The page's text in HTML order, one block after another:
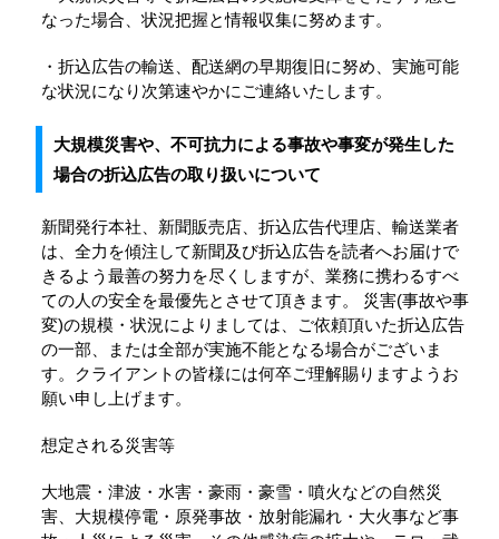
なった場合、状況把握と情報収集に努めます。
・折込広告の輸送、配送網の早期復旧に努め、実施可能
な状況になり次第速やかにご連絡いたします。
大規模災害や、不可抗力による事故や事変が発生した
場合の折込広告の取り扱いについて
新聞発行本社、新聞販売店、折込広告代理店、輸送業者
は、全力を傾注して新聞及び折込広告を読者へお届けで
きるよう最善の努力を尽くしますが、業務に携わるすべ
ての人の安全を最優先とさせて頂きます。 災害(事故や事
変)の規模・状況によりましては、ご依頼頂いた折込広告
の一部、または全部が実施不能となる場合がございま
す。クライアントの皆様には何卒ご理解賜りますようお
願い申し上げます。
想定される災害等
大地震・津波・水害・豪雨・豪雪・噴火などの自然災
害、大規模停電・原発事故・放射能漏れ・大火事など事